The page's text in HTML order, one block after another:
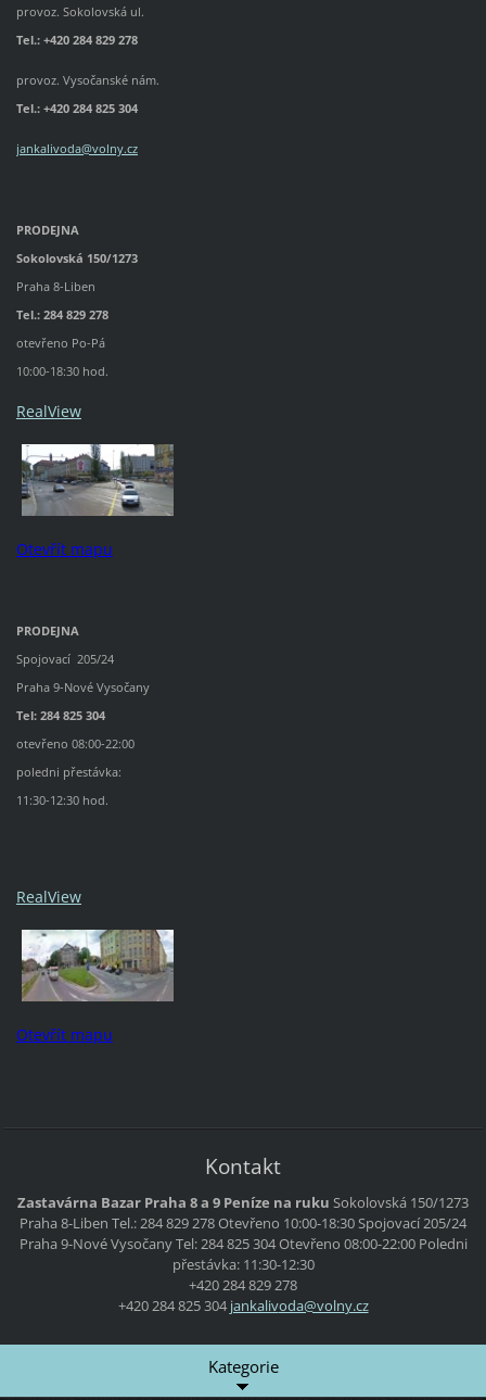
provoz. Sokolovská ul.
Tel.: +420 284 829 278
provoz. Vysočanské nám.
Tel.: +420 284 825 304
jankalivoda@volny.cz
PRODEJNA
Sokolovská 150/1273
Praha 8-Liben
Tel.: 284 829 278
otevřeno Po-Pá
10:00-18:30 hod.
RealView
Otevřít mapu
PRODEJNA
Spojovací 205/24
Praha 9-Nové Vysočany
Tel: 284 825 304
otevřeno 08:00-22:00
poledni přestávka:
11:30-12:30 hod.
RealView
Otevřít mapu
Kontakt
Zastavárna Bazar Praha 8 a 9 Peníze na ruku Sokolovská 150/1273
Praha 8-Liben Tel.: 284 829 278Otevřeno 10:00-18:30Spojovací 205/24
Praha 9-Nové VysočanyTel: 284 825 304Otevřeno 08:00-22:00Poledni
přestávka: 11:30-12:30
+420 284 829 278
+420 284 825 304jankalivoda@volny.cz
Kategorie